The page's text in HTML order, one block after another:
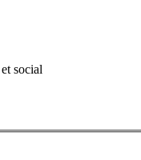
social